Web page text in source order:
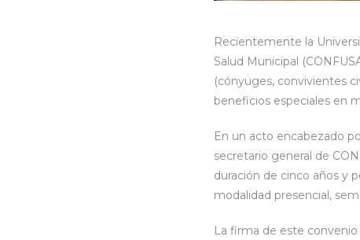
Recientemente la
Salud Municipal
(cónyuges, convivientes
beneficios especiales en
En un acto encabezado
secretario general de
duración de cinco años y
modalidad presencial,
La firma de este